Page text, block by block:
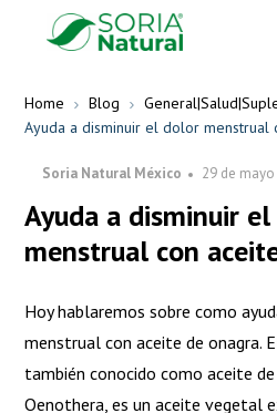
Home Blog
Ayuda a disminuir el dolor menstrual
Soria Natural México 29 de
Ayuda a disminuir
menstrual con
Hoy hablaremos sobre como
menstrual con aceite de onagra.
también conocido como aceite
Oenothera, es un aceite vegetal